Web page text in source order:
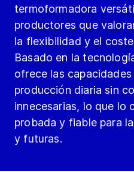
termoformadora
productores que
la flexibilidad y el
Basado en la
ofrece las
producción diaria sin
innecesarias, lo que lo
probada y fiable para
y futuras.